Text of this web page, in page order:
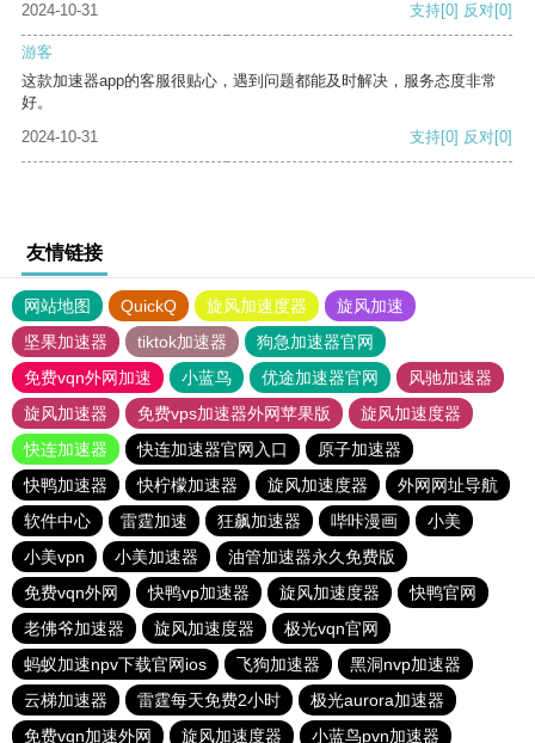
2024-10-31
支持[0] 反对[0]
游客
这款加速器app的客服很贴心，遇到问题都能及时解决，服务态度非常
好。
2024-10-31
支持[0] 反对[0]
友情链接
网站地图 QuickQ 旋风加速度器
旋风加速
坚果加速器
tiktok加速器
狗急加速器官网
免费vqn外网加速
小蓝鸟 优途加速器官网
风驰加速器
旋风加速器
免费vps加速器外网苹果版
旋风加速度器
快连加速器
快连加速器官网入口
原子加速器
快鸭加速器
快柠檬加速器 旋风加速度器
外网网址导航
软件中心
雷霆加速 狂飙加速器 哔咔漫画
小美
小美vpn
小美加速器
油管加速器永久免费版
免费vqn外网
快鸭vp加速器 旋风加速度器
快鸭官网
老佛爷加速器
旋风加速度器
极光vqn官网
蚂蚁加速npv下载官网ios
飞狗加速器
黑洞nvp加速器
云梯加速器
雷霆每天免费2小时
极光aurora加速器
免费vqn加速外网
旋风加速度器 小蓝鸟pvn加速器